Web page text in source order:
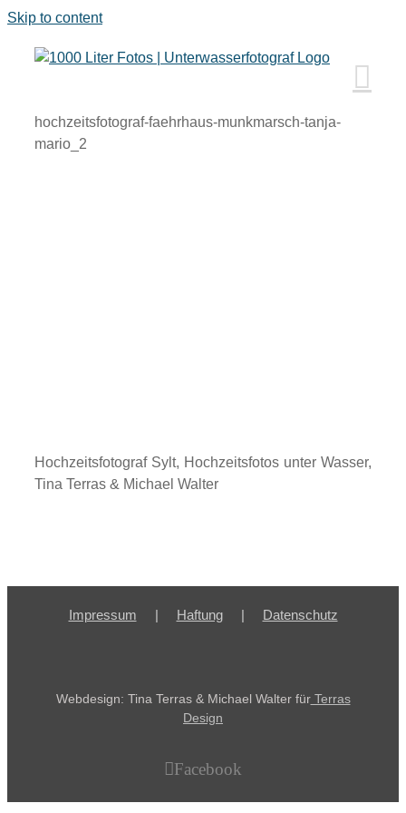
Skip to content
hochzeitsfotograf-faehrhaus-munkmarsch-tanja-
mario_2
Hochzeitsfotograf Sylt, Hochzeitsfotos unter Wasser,
Tina Terras & Michael Walter
Impressum Haftung Datenschutz
Webdesign: Tina Terras & Michael Walter fürTerras
Design
Facebook